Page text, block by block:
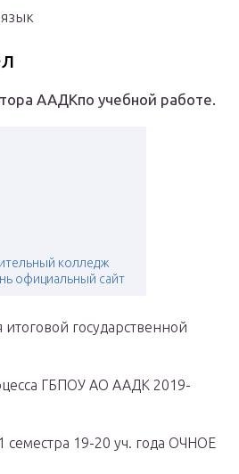
ААДКпо учебной работе.
колледж
официальный сайт
государственной
ГБПОУ АО ААДК 2019-
семестра 19-20 уч. года ОЧНОЕ